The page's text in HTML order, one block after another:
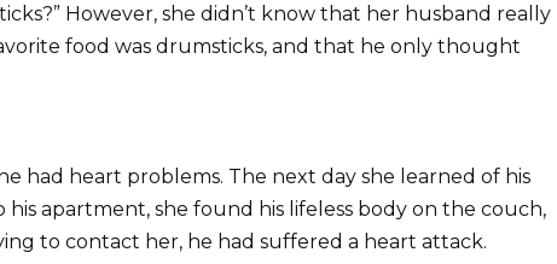
However, she didn’t know that her husband really
food was drumsticks, and that he only thought
had heart problems. The next day she learned of his
his apartment, she found his lifeless body on the couch,
to contact her, he had suffered a heart attack.